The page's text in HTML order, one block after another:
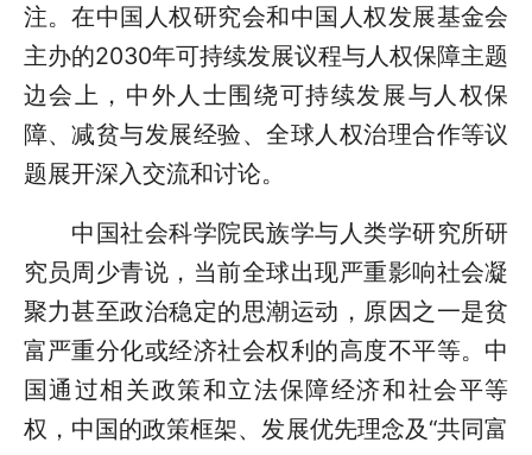
注。在中国人权研究会和中国人权发展基金会
主办的2030年可持续发展议程与人权保障主题
边会上，中外人士围绕可持续发展与人权保
障、减贫与发展经验、全球人权治理合作等议
题展开深入交流和讨论。
中国社会科学院民族学与人类学研究所研
究员周少青说，当前全球出现严重影响社会凝
聚力甚至政治稳定的思潮运动，原因之一是贫
富严重分化或经济社会权利的高度不平等。中
国通过相关政策和立法保障经济和社会平等
权，中国的政策框架、发展优先理念及“共同富